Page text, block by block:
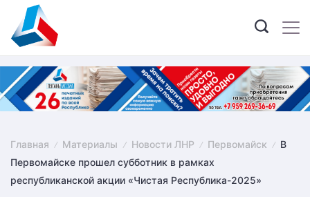
content
Главная Материалы Новости ЛНР Первомайск
В
Первомайске прошел субботник в рамках
республиканской акции «Чистая Республика-2025»